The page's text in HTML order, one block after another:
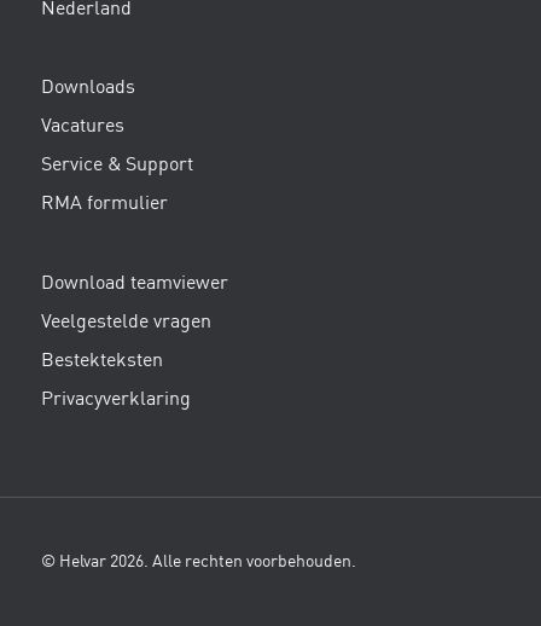
Nederland
Downloads
Vacatures
Service & Support
RMA formulier
Download teamviewer
Veelgestelde vragen
Bestekteksten
Privacyverklaring
© Helvar 2026. Alle rechten voorbehouden.